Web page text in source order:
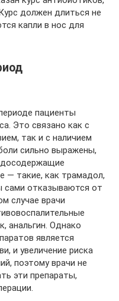
должен длиться не
капли в нос для
пациенты
Это связано как с
так и с наличием
сильно выражены,
— такие, как трамадол,
сами отказываются от
случае врачи
анальгин. Однако
является
и увеличение риска
поэтому врачи не
эти препараты,